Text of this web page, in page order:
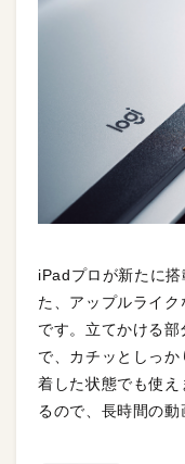
iPadプロが新たに
た、アップルライ
です。立てかける
で、カチッとしっ
着した状態でも使
るので、長時間の動